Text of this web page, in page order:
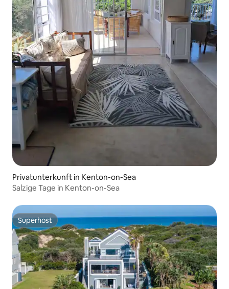
Privatunterkunft in Kenton-on-Sea
Salzige Tage in Kenton-on-Sea
Superhost
Superhost